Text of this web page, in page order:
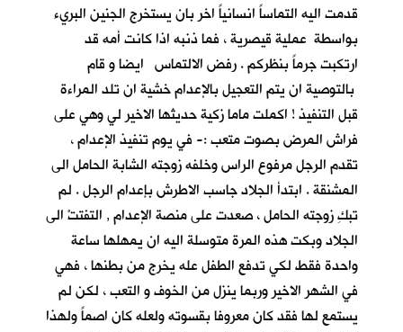
قدمت اليه التماساً انسانياً اخر بان يستخرج الجنين البريء
بواسطة عملية قيصرية ، فما ذنبه اذا كانت أمه قد
ارتكبت جرماً بنظركم . رفض الالتماس ايضا و قام
بالتوصية ان يتم التعجيل بالإعدام خشية ان تلد المراءة
قبل التنفيذ ! اكملت ماما زكية حديثها الاخير لي وهي على
فراش المرض بصوت متعب :- في يوم تنفيذ الإعدام ،
تقدم الرجل مرفوع الراس وخلفه زوجته الشابة الحامل الى
المشنقة . ابتدأ الجلاد جاسب الاطرش بإعدام الرجل . لم
تبكِ زوجته الحامل ، صعدت على منصة الإعدام , التفتتْ الى
الجلاد وبكت هذه المرة متوسلة اليه ان يمهلها ساعة
واحدة فقط لكي تدفع الطفل عله يخرج من بطنها ، فهي
في الشهر الاخير وربما ينزل من الخوف و التعب ، لكن لم
يستمع لها فقد كان معروفا بقسوته ولعله كان اصماً ولهذا